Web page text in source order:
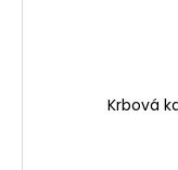
Krbová